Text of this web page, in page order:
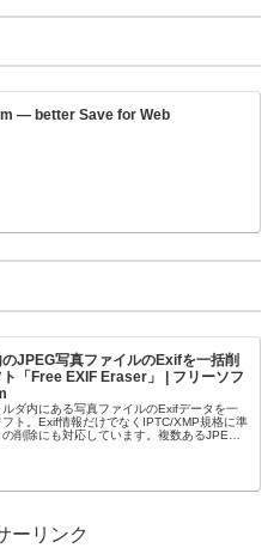
— better Save for Web
JPEG写真ファイルのExifを一括削
ト「Free EXIF Eraser」 | フリーソフ
ダ内にある写真ファイルのExifデータを一
ト。Exif情報だけでなくIPTC/XMP規格に準
削除にも対応しています。複数あるJPEG
ーリンク